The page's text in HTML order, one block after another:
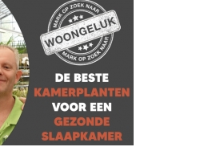
Een schuld
je tevens een
band hebt kan tot
in de relationele
van je partner
Hoe verdeel je
dan de